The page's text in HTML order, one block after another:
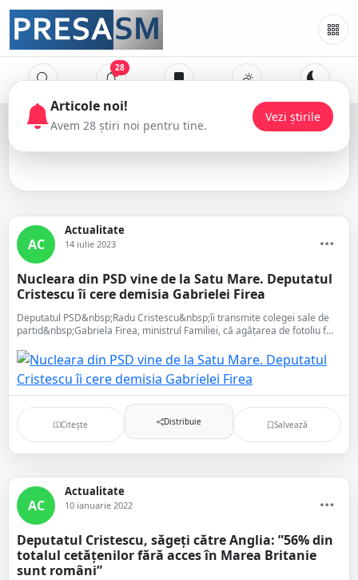
28
Radu Cristescu
AC
Actualitate
14 iulie 2023
Nucleara din PSD vine de la Satu Mare. Deputatul
Cristescu îi cere demisia Gabrielei Firea
Deputatul PSD&nbsp;Radu Cristescu&nbsp;îi transmite colegei sale de
partid&nbsp;Gabriela Firea, ministrul Familiei, că agățarea de fotoliu f...
Citește Distribuie Salvează
AC
Actualitate
10 ianuarie 2022
Deputatul Cristescu, săgeți către Anglia: ”56% din
totalul cetățenilor fără acces în Marea Britanie
sunt români”